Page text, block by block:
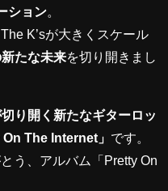
ション。
K’sが大きくスケール
たな未来を切り開きまし
り開く新たなギターロッ
The Internet」 です。
う、アルバム「Pretty On